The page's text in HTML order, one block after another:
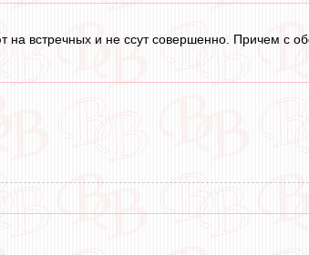
на встречных и не ссут совершенно. Причем с